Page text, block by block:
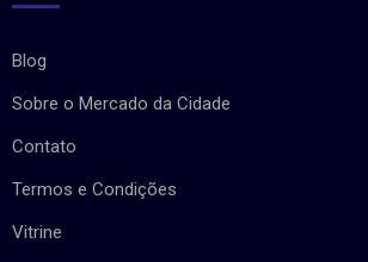
Blog
Sobre o Mercado da Cidade
Contato
Termos e Condições
Vitrine